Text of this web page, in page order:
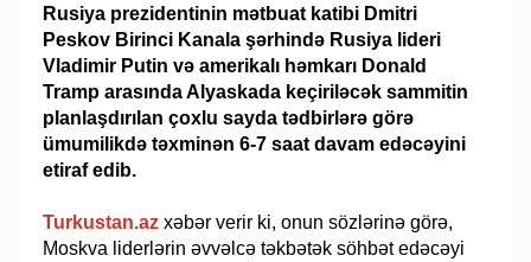
Rusiya prezidentinin mətbuat katibi Dmitri
Peskov Birinci Kanala şərhində Rusiya lideri
Vladimir Putin və amerikalı həmkarı Donald
Tramp arasında Alyaskada keçiriləcək sammitin
planlaşdırılan çoxlu sayda tədbirlərə görə
ümumilikdə təxminən 6-7 saat davam edəcəyini
etiraf edib.
Turkustan.az xəbər verir ki, onun sözlərinə görə,
Moskva liderlərin əvvəlcə təkbətək söhbət edəcəyi